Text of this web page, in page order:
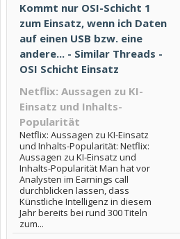
Kommt nur OSI-Schicht 1
zum Einsatz, wenn ich Daten
auf einen USB bzw. eine
andere... - Similar Threads -
OSI Schicht Einsatz
Netflix: Aussagen zu KI-
Einsatz und Inhalts-
Popularität
Netflix: Aussagen zu KI-Einsatz
und Inhalts-Popularität: Netflix:
Aussagen zu KI-Einsatz und
Inhalts-Popularität Man hat vor
Analysten im Earnings call
durchblicken lassen, dass
Künstliche Intelligenz in diesem
Jahr bereits bei rund 300 Titeln
zum...